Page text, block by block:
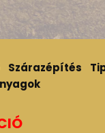
Szárazépítés